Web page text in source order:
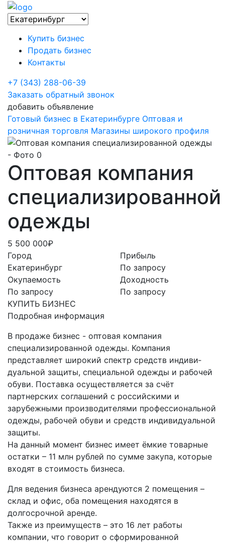
Купить бизнес
Продать бизнес
Контакты
+7 (343) 288-06-39
Заказать обратный звонок
добавить объявление
Готовый бизнес в Екатеринбурге Оптовая и
розничная торговля Магазины широкого профиля
Оптовая компания
специализированной
одежды
5 500 000₽
Город
Екатеринбург
Окупаемость
По запросу
КУПИТЬ БИЗНЕС
Прибыль
По запросу
Доходность
По запросу
Подробная информация
В продаже бизнес - оптовая компания
специализированной одежды. Компания
представляет широкий спектр средств индиви­
дуальной защиты, специальной ­одежды и рабочей
обуви. Поставка осуществляется за счёт
партнерских согла­шений с российскими и
зарубежными произво­дителями профес­сиональной
одежды, рабочей обуви и средств индивидуальной
защиты.
На данный момент бизнес имеет ёмкие товарные
остатки – 11 млн рублей по сумме закупа, которые
входят в стоимость бизнеса.
Для ведения бизнеса арендуются 2 помещения –
склад и офис, оба помещения находятся в
долгосрочной аренде.
Также из преимуществ – это 16 лет работы
компании, что говорит о сформированной